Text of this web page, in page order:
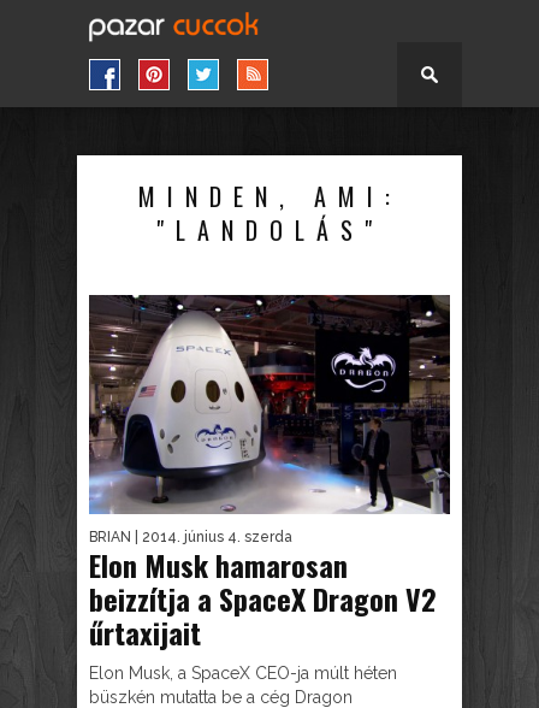
MINDEN, AMI:
"LANDOLÁS"
BRIAN | 2014. június 4. szerda
Elon Musk hamarosan
beizzítja a SpaceX Dragon V2
űrtaxijait
Elon Musk, a SpaceX CEO-ja múlt héten
büszkén mutatta be a cég Dragon